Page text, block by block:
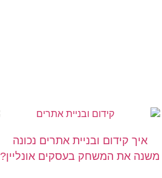
איך קידום ובניית אתרים נכונה
משנה את המשחק בעסקים אונליין?